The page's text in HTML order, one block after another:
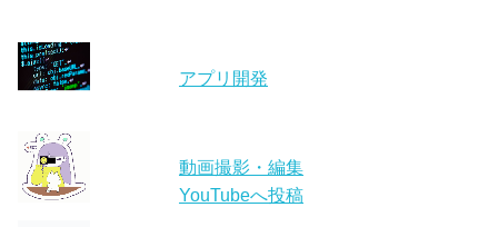
アプリ開発
動画撮影・編集
YouTubeへ投稿